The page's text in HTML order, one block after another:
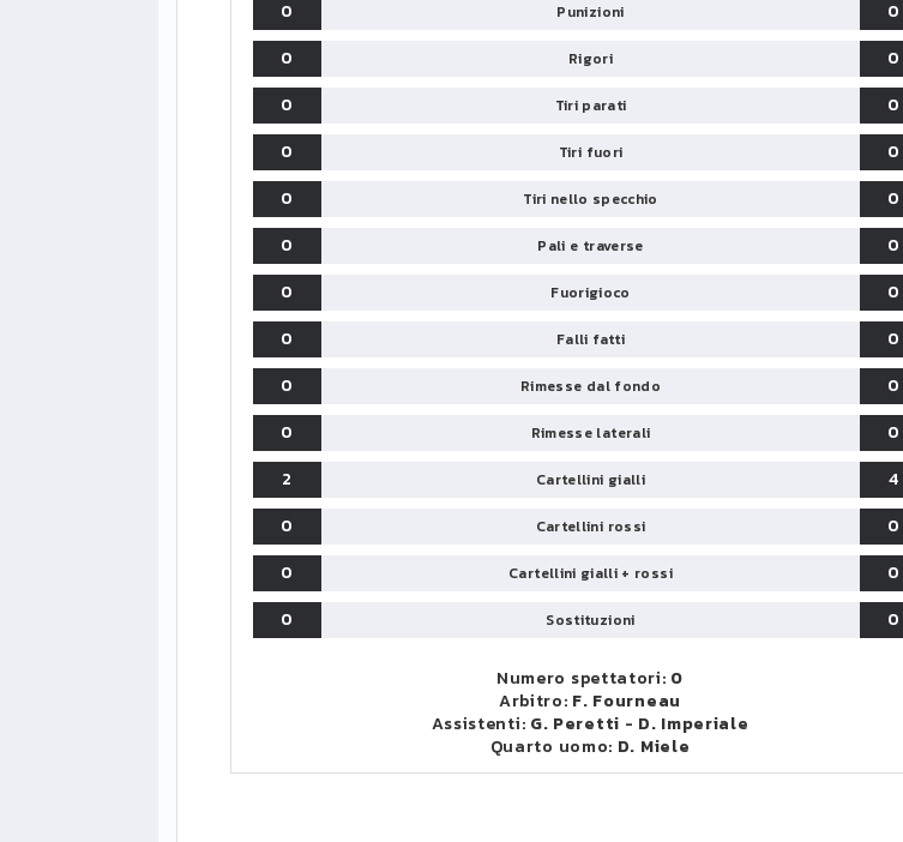
0
Punizioni
0
0
Rigori
0
0
Tiri parati
0
0
Tiri fuori
0
0
Tiri nello specchio
0
0
Pali e traverse
0
0
Fuorigioco
0
0
Falli fatti
0
0
Rimesse dal fondo
0
0
Rimesse laterali
0
2
Cartellini gialli
4
0
Cartellini rossi
0
0
Cartellini gialli + rossi
0
0
Sostituzioni 0
Numero spettatori: 0
Arbitro: F. Fourneau
Assistenti: G. Peretti - D. Imperiale
Quarto uomo: D. Miele